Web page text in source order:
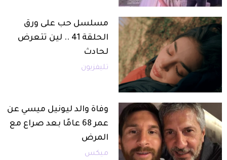
مسلسل حب على ورق
الحلقة 41 .. لين تتعرض
لحادث
تليفزيون
وفاة والد ليونيل ميسي عن
عمر 68 عامًا بعد صراع مع
المرض
ميكس